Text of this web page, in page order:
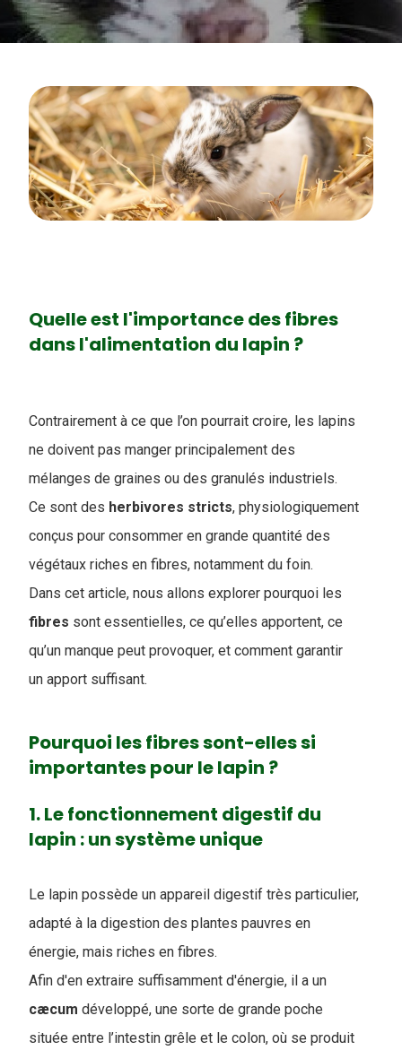
Quelle est l'importance des fibres
dans l'alimentation du lapin ?
Contrairement à ce que l’on pourrait croire, les lapins
ne doivent pas manger principalement des
mélanges de graines ou des granulés industriels.
Ce sont des herbivores stricts, physiologiquement
conçus pour consommer en grande quantité des
végétaux riches en fibres, notamment du foin.
Dans cet article, nous allons explorer pourquoi les
fibres sont essentielles, ce qu’elles apportent, ce
qu’un manque peut provoquer, et comment garantir
un apport suffisant.
Pourquoi les fibres sont-elles si
importantes pour le lapin ?
1. Le fonctionnement digestif du
lapin : un système unique
Le lapin possède un appareil digestif très particulier,
adapté à la digestion des plantes pauvres en
énergie, mais riches en fibres.
Afin d'en extraire suffisamment d'énergie, il a un
cæcum développé, une sorte de grande poche
située entre l’intestin grêle et le colon, où se produit